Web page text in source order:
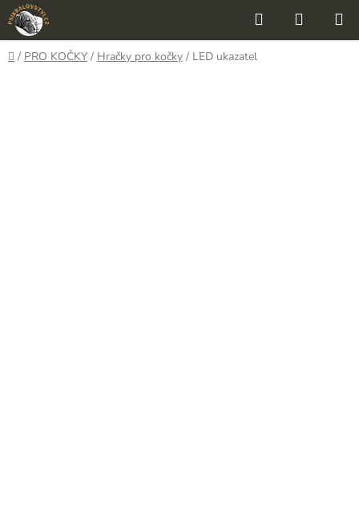
Přejít
na
obsah
Hledat
KOŠÍK
Domů
/ PRO KOČKY / Hračky pro kočky / LED ukazatel